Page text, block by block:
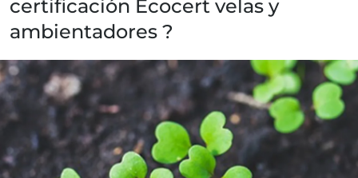
certificación Ecocert velas y
ambientadores ?
Productores de materias primas, fabricantes, marcas de
productos para el hogar pueden solicitar esta certificación de
Ambientadores de interior ecológicos.